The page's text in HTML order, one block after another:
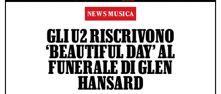
NEWS MUSICA
GLI U2 RISCRIVONO
‘BEAUTIFUL DAY’ AL
FUNERALE DI GLEN
HANSARD